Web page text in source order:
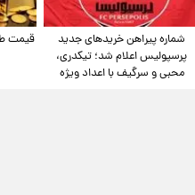
شماره پیراهن خریدهای جدید
پرسپولیس اعلام شد؛ تیکدری،
محبی و سرگیف با اعداد ویژه